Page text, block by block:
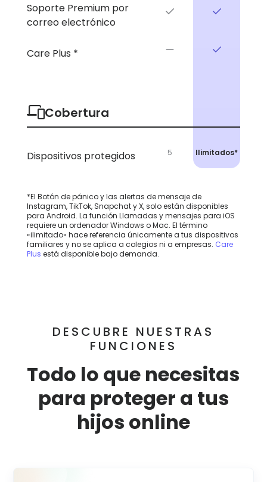
Soporte Premium por
correo electrónico
Care Plus *
Cobertura
Dispositivos protegidos 5 Ilimitados*
*El Botón de pánico y las alertas de mensaje de
Instagram, TikTok, Snapchat y X, solo están disponibles
para Android. La función Llamadas y mensajes para iOS
requiere un ordenador Windows o Mac. El término
«ilimitado» hace referencia únicamente a tus dispositivos
familiares y no se aplica a colegios ni a empresas. Care
Plus está disponible bajo demanda.
DESCUBRE NUESTRAS
FUNCIONES
Todo lo que necesitas
para proteger a tus
hijos online